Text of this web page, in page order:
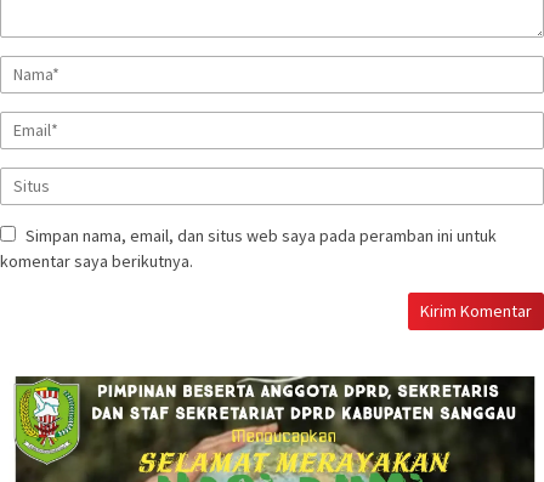
Simpan nama, email, dan situs web saya pada peramban ini untuk
komentar saya berikutnya.